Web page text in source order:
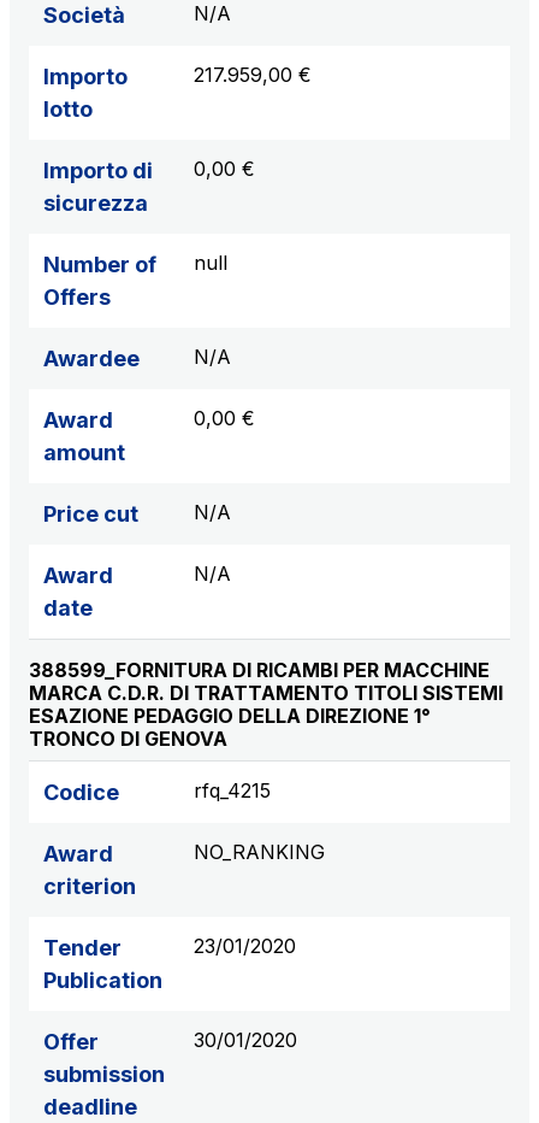
Società N/A
Importo
lotto
217.959,00 €
Importo di
sicurezza
0,00 €
Number of
Offers
null
Awardee N/A
Award
amount
0,00 €
Price cut N/A
Award
date
N/A
388599_FORNITURA DI RICAMBI PER MACCHINE
MARCA C.D.R. DI TRATTAMENTO TITOLI SISTEMI
ESAZIONE PEDAGGIO DELLA DIREZIONE 1°
TRONCO DI GENOVA
Codice rfq_4215
Award
criterion
NO_RANKING
Tender
Publication
23/01/2020
Offer
submission
deadline
30/01/2020